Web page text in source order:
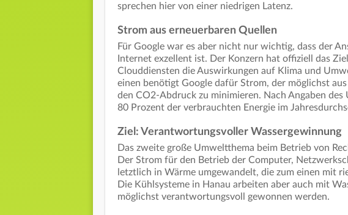
sprechen hier von einer niedrigen Latenz.
Strom aus erneuerbaren Quellen
Für Google war es aber nicht nur wichtig, dass der
Internet exzellent ist. Der Konzern hat offiziell das
Clouddiensten die Auswirkungen auf Klima und
einen benötigt Google dafür Strom, der möglichst
den CO2-Abdruck zu minimieren. Nach Angaben
80 Prozent der verbrauchten Energie im
Ziel: Verantwortungsvoller Wassergewinnung
Das zweite große Umweltthema beim Betrieb von
Der Strom für den Betrieb der Computer,
letztlich in Wärme umgewandelt, die zum einen mit
Die Kühlsysteme in Hanau arbeiten aber auch mit
möglichst verantwortungsvoll gewonnen werden.